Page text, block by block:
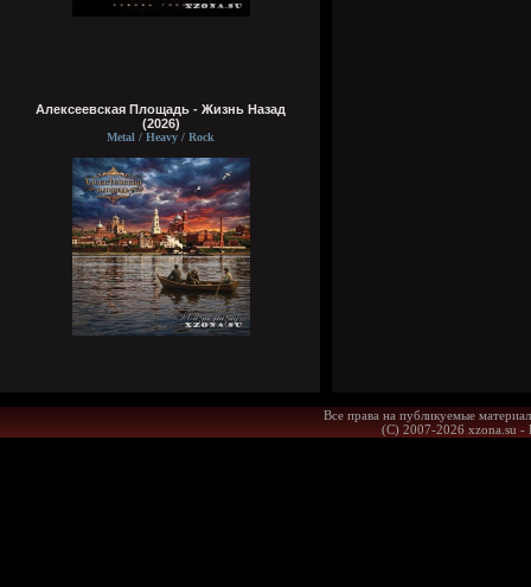
Алексеевская Площадь - Жизнь Назад
(2026)
Metal / Heavy / Rock
Все права на публикуемые
(С) 2007-2026 xzona.su -